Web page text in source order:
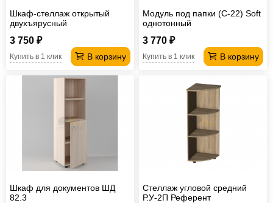
Шкаф-стеллаж открытый
двухъярусный
3 750 ₽
В корзину
Купить в 1 клик
Модуль под папки (С-22) Soft
однотонный
3 770 ₽
В корзину
Купить в 1 клик
Шкаф для документов ШД
82.3
Стеллаж угловой средний
Р.У-2П Референт